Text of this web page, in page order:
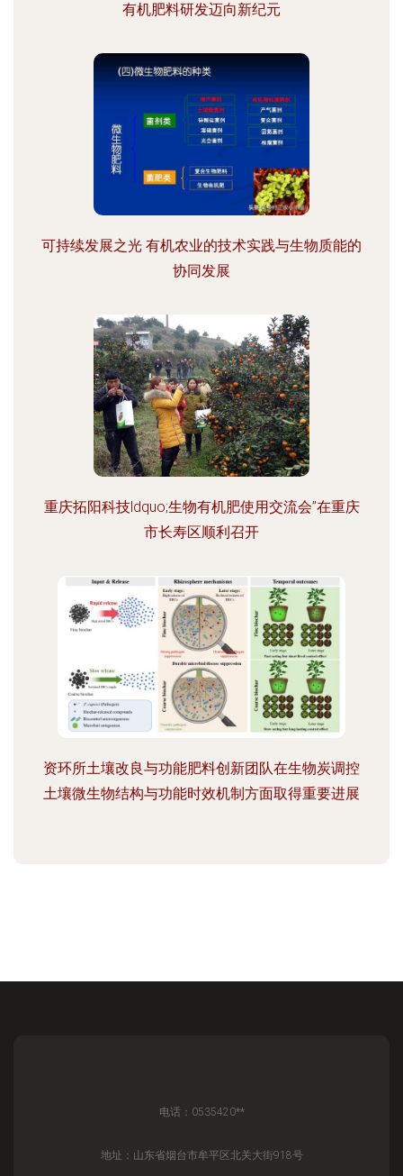
有机肥料研发迈向新纪元
可持续发展之光 有机农业的技术实践与生物质能的
协同发展
重庆拓阳科技ldquo;生物有机肥使用交流会”在重庆
市长寿区顺利召开
资环所土壤改良与功能肥料创新团队在生物炭调控
土壤微生物结构与功能时效机制方面取得重要进展
电话：0535420**
地址：山东省烟台市牟平区北关大街918号